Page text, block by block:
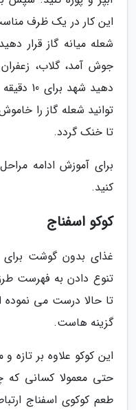
این کار در یک ظرف
شعله میانه گاز قرار
جوش آمد، گلاب،
دهید
توانید شعله گاز را
تا خنک گردد.
برای آموزش ادامه
کنید.
کوکو اسفناج
غذای بدون گوشت برای
تنوع دادن به فهرست
تا حالا درست می نموده
گزینه هاست.
این کوکو علاوه بر
حتی معمولا کسانی که
طعم کوکوی اسفناج